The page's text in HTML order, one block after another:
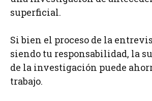
superficial.
Si bien el proceso de la
siendo tu responsabilidad, la
de la investigación puede
trabajo.